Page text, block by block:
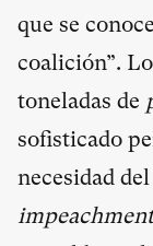
que se
coalición”.
toneladas de
sofisticado
necesidad
impeachment